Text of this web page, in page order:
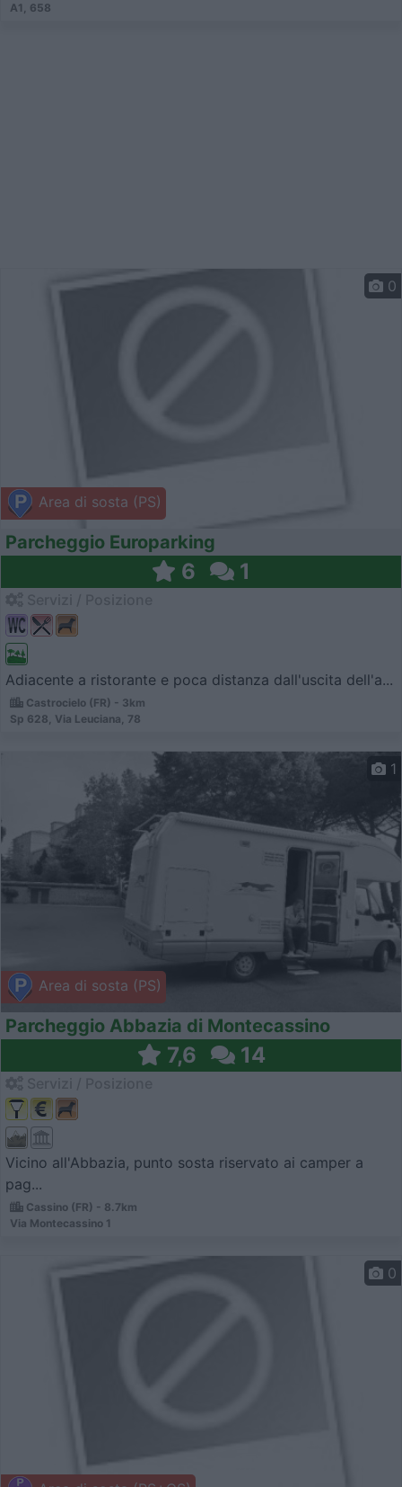
A1, 658
Area di sosta (PS)
0
Parcheggio Europarking
6 1
Adiacente a ristorante e poca distanza dall'uscita dell'a...
Castrocielo (FR) - 3km
Sp 628, Via Leuciana, 78
Area di sosta (PS)
1
Parcheggio Abbazia di Montecassino
7,6 14
Vicino all'Abbazia, punto sosta riservato ai camper a
pag...
Cassino (FR) - 8.7km
Via Montecassino 1
0